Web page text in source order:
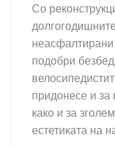
Со
неасфалтирани
подобри
придонесе и
како и за
естетиката на